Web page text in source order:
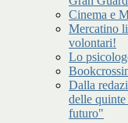
Cinema e
Mercatino
volontari!
Lo
Dalla
delle
futuro"